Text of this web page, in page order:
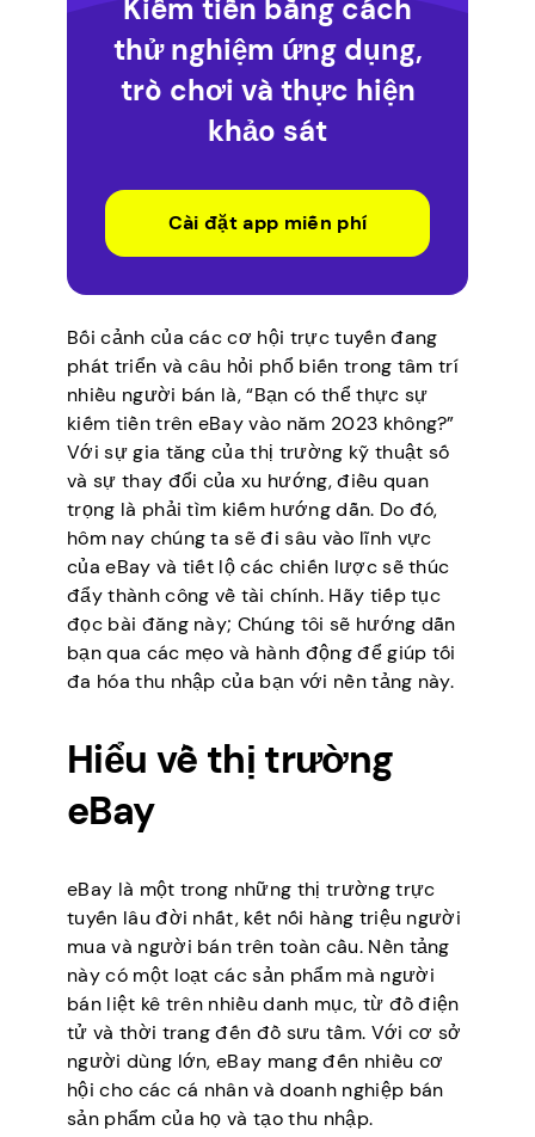
Kiếm tiền bằng cách
thử nghiệm ứng dụng,
trò chơi và thực hiện
khảo sát
Cài đặt app miễn phí
Bối cảnh của các cơ hội trực tuyến đang
phát triển và câu hỏi phổ biến trong tâm trí
nhiều người bán là, “Bạn có thể thực sự
kiếm tiền trên eBay vào năm 2023 không?”
Với sự gia tăng của thị trường kỹ thuật số
và sự thay đổi của xu hướng, điều quan
trọng là phải tìm kiếm hướng dẫn. Do đó,
hôm nay chúng ta sẽ đi sâu vào lĩnh vực
của eBay và tiết lộ các chiến lược sẽ thúc
đẩy thành công về tài chính. Hãy tiếp tục
đọc bài đăng này; Chúng tôi sẽ hướng dẫn
bạn qua các mẹo và hành động để giúp tối
đa hóa thu nhập của bạn với nền tảng này.
Hiểu về thị trường
eBay
eBay là một trong những thị trường trực
tuyến lâu đời nhất, kết nối hàng triệu người
mua và người bán trên toàn cầu. Nền tảng
này có một loạt các sản phẩm mà người
bán liệt kê trên nhiều danh mục, từ đồ điện
tử và thời trang đến đồ sưu tầm. Với cơ sở
người dùng lớn, eBay mang đến nhiều cơ
hội cho các cá nhân và doanh nghiệp bán
sản phẩm của họ và tạo thu nhập.